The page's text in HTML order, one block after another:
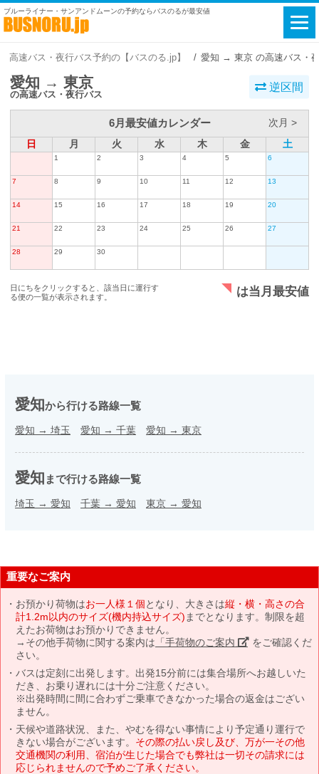
ブルーライナー・サンアンドムーンの予約ならバスのるが最安値
高速バス・夜行バス予約の【バスのる.jp】 愛知 → 東京 の高速バス・
愛知 → 東京
の高速バス・夜行バス
逆区間
6月最安値カレンダー
次月 >
日
月 火 水 木 金 土
1 2 3 4 5 6
7 8 9 10 11 12 13
14 15 16 17 18 19 20
21 22 23 24 25 26 27
28 29 30
日にちをクリックすると、該当日に運行す
る便の一覧が表示されます。
は当月最安値
愛知から行ける路線一覧
愛知 → 埼玉 愛知 → 千葉 愛知 → 東京
愛知 まで行ける路線一覧
埼玉 → 愛知 千葉 → 愛知 東京 → 愛知
重要なご案内
お預かり荷物はお一人様１個となり、大きさは縦・横・高さの合
計1.2m以内のサイズ(機内持込サイズ) までとなります。制限を超
えたお荷物はお預かりできません。
→その他手荷物に関する案内は 「手荷物のご案内」 をご確認くだ
さい。
バスは定刻に出発します。出発15分前には集合場所へお越しいた
だき、お乗り遅れには十分ご注意ください。
※出発時間に間に合わずご乗車できなかった場合の返金はござい
ません。
天候や道路状況、また、やむを得ない事情により予定通り運行で
きない場合がございます。 その際の払い戻し及び、万が一その他
交通機関の利用、宿泊が生じた場合でも弊社は一切その請求には
応じられませんので予めご了承ください。